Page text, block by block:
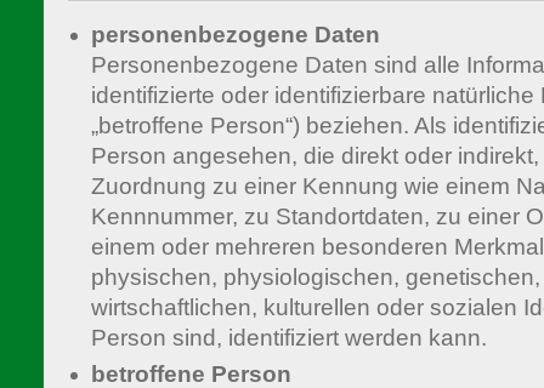
personenbezogene Daten
Personenbezogene Daten sind alle
identifizierte oder identifizierbare
„betroffene Person“) beziehen. Als
Person angesehen, die direkt oder
Zuordnung zu einer Kennung wie einem
Kennnummer, zu Standortdaten, zu einer
einem oder mehreren besonderen
physischen, physiologischen,
wirtschaftlichen, kulturellen oder sozialen
Person sind, identifiziert werden kann.
betroffene Person